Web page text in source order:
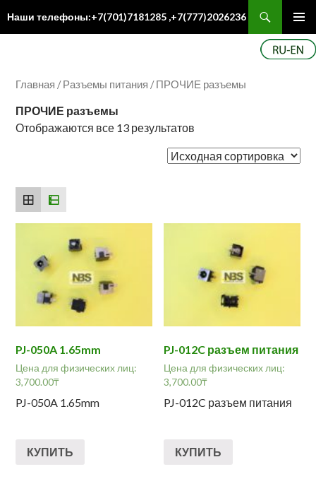
Наши телефоны:+7(701)7181285 ,+7(777)2026236
Главная /Разъемы питания / ПРОЧИЕ разъемы
ПРОЧИЕ разъемы
Отображаются все 13 результатов
PJ-050A 1.65mm
Цена для физических лиц:
3,700.00₸
PJ-050A 1.65mm
КУПИТЬ
PJ-012C разъем питания
Цена для физических лиц:
3,700.00₸
PJ-012C разъем питания
КУПИТЬ